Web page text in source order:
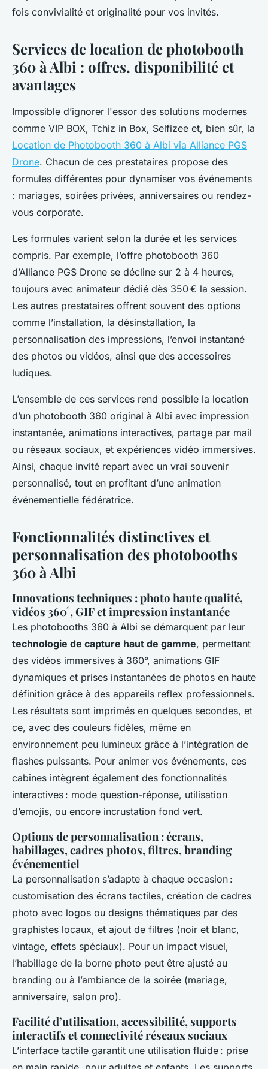
fois convivialité et originalité pour vos invités.
Services de location de photobooth
360 à Albi : offres, disponibilité et
avantages
Impossible d’ignorer l'essor des solutions modernes
comme VIP BOX, Tchiz in Box, Selfizee et, bien sûr, la
Location de Photobooth 360 à Albi via Alliance PGS
Drone. Chacun de ces prestataires propose des
formules différentes pour dynamiser vos événements
: mariages, soirées privées, anniversaires ou rendez-
vous corporate.
Les formules varient selon la durée et les services
compris. Par exemple, l’offre photobooth 360
d’Alliance PGS Drone se décline sur 2 à 4 heures,
toujours avec animateur dédié dès 350 € la session.
Les autres prestataires offrent souvent des options
comme l’installation, la désinstallation, la
personnalisation des impressions, l’envoi instantané
des photos ou vidéos, ainsi que des accessoires
ludiques.
L’ensemble de ces services rend possible la location
d’un photobooth 360 original à Albi avec impression
instantanée, animations interactives, partage par mail
ou réseaux sociaux, et expériences vidéo immersives.
Ainsi, chaque invité repart avec un vrai souvenir
personnalisé, tout en profitant d’une animation
événementielle fédératrice.
Fonctionnalités distinctives et
personnalisation des photobooths
360 à Albi
Innovations techniques : photo haute qualité,
vidéos 360°, GIF et impression instantanée
Les photobooths 360 à Albi se démarquent par leur
technologie de capture haut de gamme, permettant
des vidéos immersives à 360°, animations GIF
dynamiques et prises instantanées de photos en haute
définition grâce à des appareils reflex professionnels.
Les résultats sont imprimés en quelques secondes, et
ce, avec des couleurs fidèles, même en
environnement peu lumineux grâce à l’intégration de
flashes puissants. Pour animer vos événements, ces
cabines intègrent également des fonctionnalités
interactives : mode question-réponse, utilisation
d’emojis, ou encore incrustation fond vert.
Options de personnalisation : écrans,
habillages, cadres photos, filtres, branding
événementiel
La personnalisation s’adapte à chaque occasion :
customisation des écrans tactiles, création de cadres
photo avec logos ou designs thématiques par des
graphistes locaux, et ajout de filtres (noir et blanc,
vintage, effets spéciaux). Pour un impact visuel,
l’habillage de la borne photo peut être ajusté au
branding ou à l’ambiance de la soirée (mariage,
anniversaire, salon pro).
Facilité d’utilisation, accessibilité, supports
interactifs et connectivité réseaux sociaux
L’interface tactile garantit une utilisation fluide : prise